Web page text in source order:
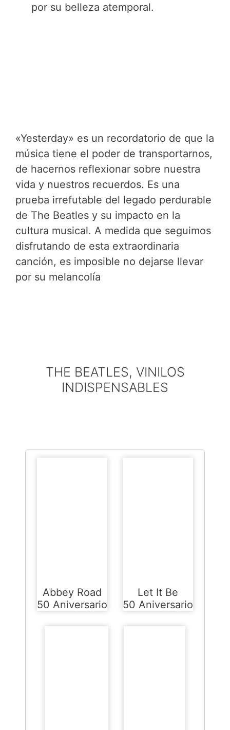
por su belleza atemporal.
«Yesterday» es un recordatorio de que la
música tiene el poder de transportarnos,
de hacernos reflexionar sobre nuestra
vida y nuestros recuerdos. Es una
prueba irrefutable del legado perdurable
de The Beatles y su impacto en la
cultura musical. A medida que seguimos
disfrutando de esta extraordinaria
canción, es imposible no dejarse llevar
por su melancolía
THE BEATLES, VINILOS
INDISPENSABLES
Abbey Road
50 Aniversario
Let It Be
50 Aniversario